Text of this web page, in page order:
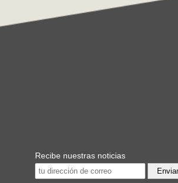
Recibe nuestras noticias
Enviar